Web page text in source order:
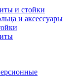
и стойки
и аксессуары